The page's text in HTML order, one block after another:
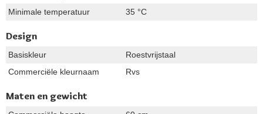
Minimale temperatuur
35 °C
Design
Basiskleur
Roestvrijstaal
Commerciële kleurnaam
Rvs
Maten en gewicht